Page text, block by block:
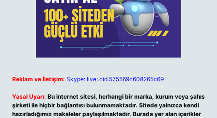
Reklam ve İletişim: Skype: live:.cid.575569c608265c69
Yasal Uyarı: Bu internet sitesi, herhangi bir marka, kurum veya şahıs
şirketi ile hiçbir bağlantısı bulunmamaktadır. Sitede yalnızca kendi
hazırladığımız makaleler paylaşılmaktadır. Burada yer alan içerikler